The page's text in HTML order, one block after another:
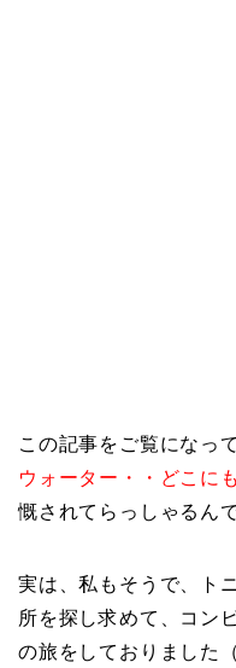
この記事をご覧になっ
ウォーター・・どこに
慨されてらっしゃるん
実は、私もそうで、ト
所を探し求めて、コ
の旅をしておりました（